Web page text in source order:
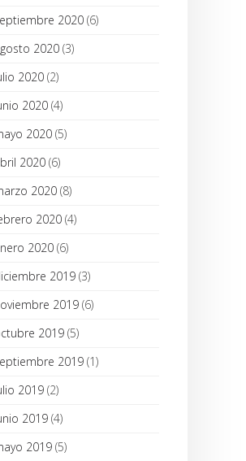
2020 (6)
2020 (3)
2020 (2)
2020 (4)
2020 (5)
2020 (6)
2020 (8)
2020 (4)
2020 (6)
2019 (3)
2019 (6)
2019 (5)
2019 (1)
2019 (2)
2019 (4)
2019 (5)